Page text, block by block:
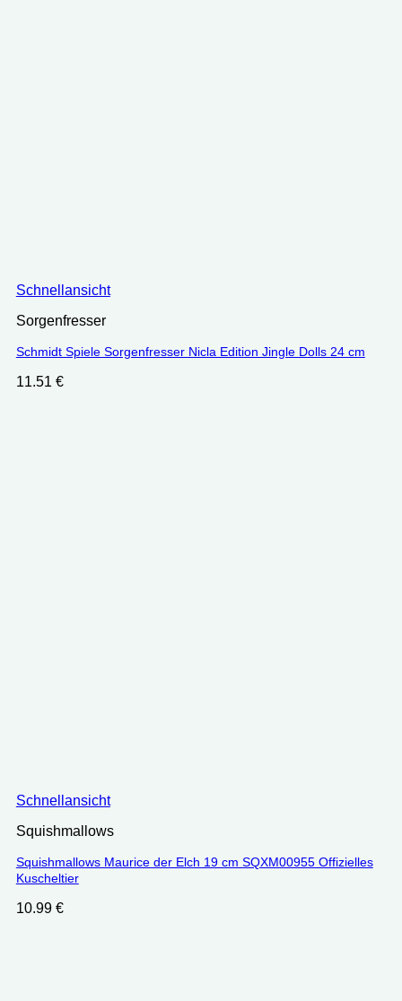
Schnellansicht
Sorgenfresser
Schmidt Spiele Sorgenfresser Nicla Edition Jingle Dolls 24 cm
11.51 €
Schnellansicht
Squishmallows
Squishmallows Maurice der Elch 19 cm SQXM00955 Offizielles
Kuscheltier
10.99 €